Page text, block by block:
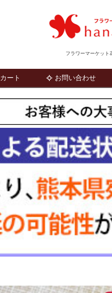
フラワーマーケット
カート お問い合わせ